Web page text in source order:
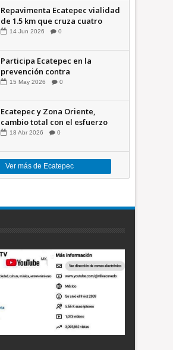
Repavimenta Ecatepec vialidad
de 1.5 km que cruza cuatro
comunidades +Video
14 Jun 2026 0
Participa Ecatepec en la
prevención contra
inundaciones en el Valle de
15 May 2026 0
Ecatepec y Zona Oriente,
cambio total con el esfuerzo
conjunto: Azucena; retiran 21
18 Abr 2026 0
Ver más de Ecatepec